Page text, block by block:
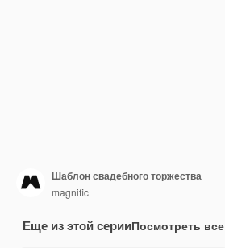
Шаблон свадебного торжества
magnific
Еще из этой серииПосмотреть все